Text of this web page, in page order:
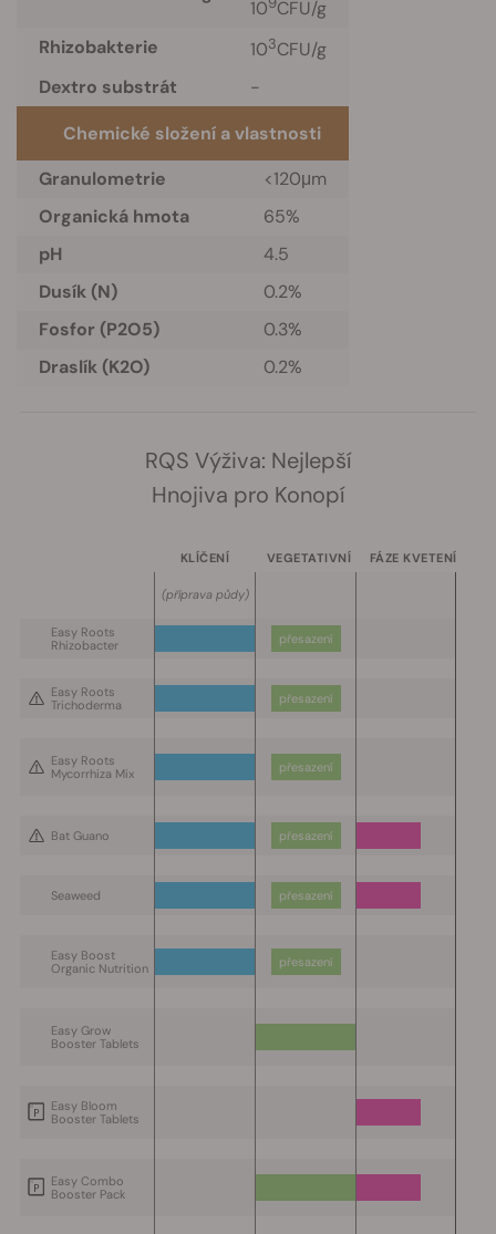
10 CFU/g
Rhizobakterie
103CFU/g
Dextro substrát
-
Chemické složení a vlastnosti
Granulometrie
<120μm
Organická hmota
65%
pH
4.5
Dusík (N)
0.2%
Fosfor (P2O5)
0.3%
Draslík (K2O)
0.2%
RQS Výživa: Nejlepší
Hnojiva pro Konopí
KLÍČENÍ VEGETATIVNÍ FÁZE KVETENÍ
Easy Roots
Rhizobacter
Easy Roots
Trichoderma
Easy Roots
Mycorrhiza Mix
Bat Guano
Seaweed
Easy Boost
Organic Nutrition
Easy Grow
Booster Tablets
Easy Bloom
Booster Tablets
Easy Combo
Booster Pack
(příprava půdy)
přesazení
přesazení
přesazení
přesazení
přesazení
přesazení